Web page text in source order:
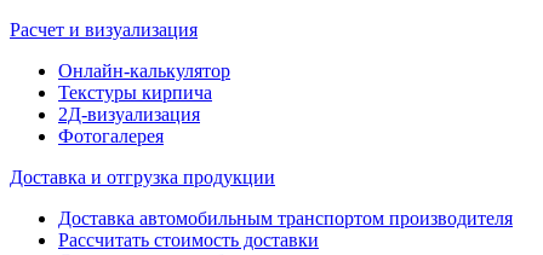
Расчет и визуализация
Онлайн-калькулятор
Текстуры кирпича
2Д-визуализация
Фотогалерея
Доставка и отгрузка продукции
Доставка автомобильным транспортом производителя
Рассчитать стоимость доставки